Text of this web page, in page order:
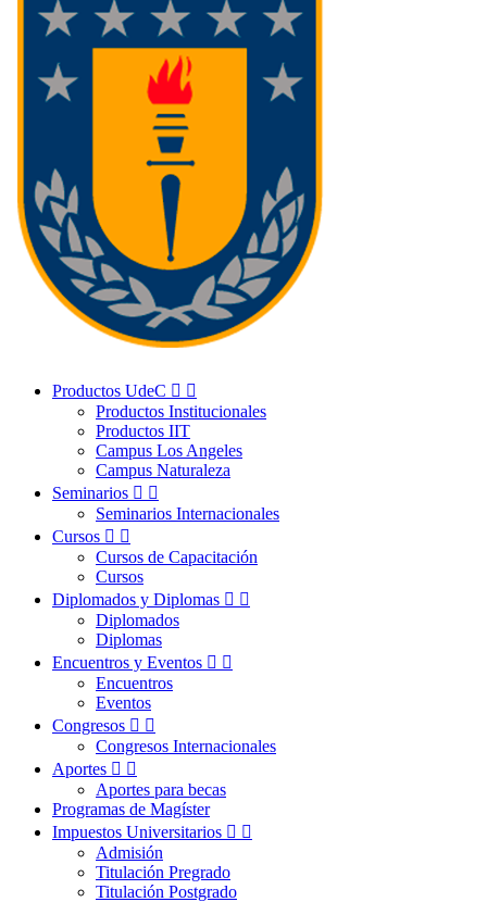
Productos UdeC  
Productos Institucionales
Productos IIT
Campus Los Angeles
Campus Naturaleza
Seminarios  
Seminarios Internacionales
Cursos  
Cursos de Capacitación
Cursos
Diplomados y Diplomas  
Diplomados
Diplomas
Encuentros y Eventos  
Encuentros
Eventos
Congresos  
Congresos Internacionales
Aportes  
Aportes para becas
Programas de Magíster
Impuestos Universitarios  
Admisión
Titulación Pregrado
Titulación Postgrado